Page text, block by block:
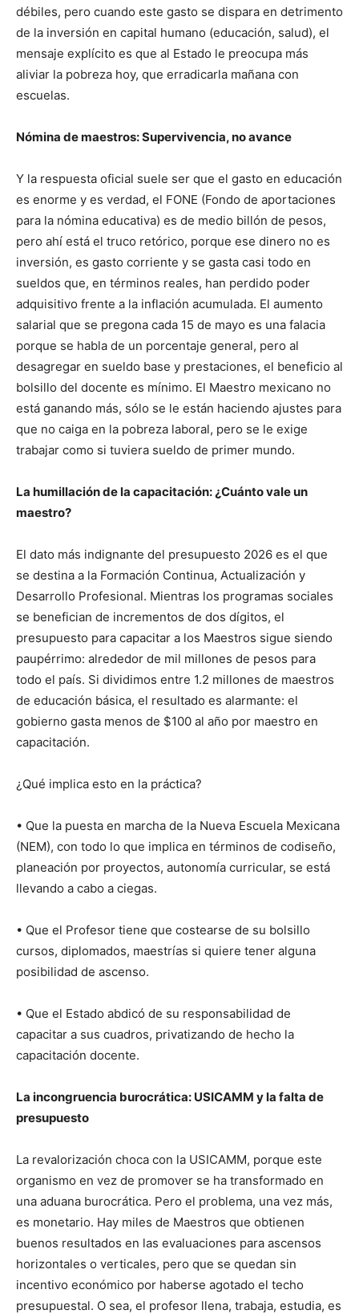
débiles, pero cuando este gasto se dispara en detrimento
de la inversión en capital humano (educación, salud), el
mensaje explícito es que al Estado le preocupa más
aliviar la pobreza hoy, que erradicarla mañana con
escuelas.
Nómina de maestros: Supervivencia, no avance
Y la respuesta oficial suele ser que el gasto en educación
es enorme y es verdad, el FONE (Fondo de aportaciones
para la nómina educativa) es de medio billón de pesos,
pero ahí está el truco retórico, porque ese dinero no es
inversión, es gasto corriente y se gasta casi todo en
sueldos que, en términos reales, han perdido poder
adquisitivo frente a la inflación acumulada. El aumento
salarial que se pregona cada 15 de mayo es una falacia
porque se habla de un porcentaje general, pero al
desagregar en sueldo base y prestaciones, el beneficio al
bolsillo del docente es mínimo. El Maestro mexicano no
está ganando más, sólo se le están haciendo ajustes para
que no caiga en la pobreza laboral, pero se le exige
trabajar como si tuviera sueldo de primer mundo.
La humillación de la capacitación: ¿Cuánto vale un
maestro?
El dato más indignante del presupuesto 2026 es el que
se destina a la Formación Continua, Actualización y
Desarrollo Profesional. Mientras los programas sociales
se benefician de incrementos de dos dígitos, el
presupuesto para capacitar a los Maestros sigue siendo
paupérrimo: alrededor de mil millones de pesos para
todo el país. Si dividimos entre 1.2 millones de maestros
de educación básica, el resultado es alarmante: el
gobierno gasta menos de $100 al año por maestro en
capacitación.
¿Qué implica esto en la práctica?
• Que la puesta en marcha de la Nueva Escuela Mexicana
(NEM), con todo lo que implica en términos de codiseño,
planeación por proyectos, autonomía curricular, se está
llevando a cabo a ciegas.
• Que el Profesor tiene que costearse de su bolsillo
cursos, diplomados, maestrías si quiere tener alguna
posibilidad de ascenso.
• Que el Estado abdicó de su responsabilidad de
capacitar a sus cuadros, privatizando de hecho la
capacitación docente.
La incongruencia burocrática: USICAMM y la falta de
presupuesto
La revalorización choca con la USICAMM, porque este
organismo en vez de promover se ha transformado en
una aduana burocrática. Pero el problema, una vez más,
es monetario. Hay miles de Maestros que obtienen
buenos resultados en las evaluaciones para ascensos
horizontales o verticales, pero que se quedan sin
incentivo económico por haberse agotado el techo
presupuestal. O sea, el profesor llena, trabaja, estudia, es